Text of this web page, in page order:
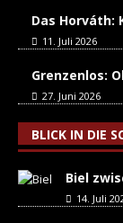
Das Horváth:
11. Juli 2026
Grenzenlos:
27. Juni 2026
BLICK IN DIE
Biel
14. Juli